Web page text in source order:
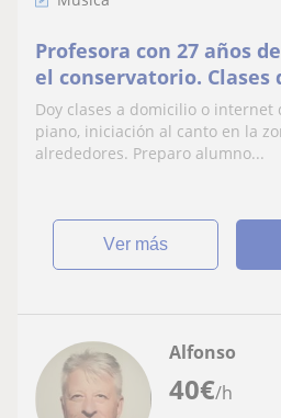
Profesora con 27 años
el conservatorio. Clases
piano, análisis
Doy clases a domicilio o internet
piano, iniciación al canto en la
alrededores. Preparo alumno...
ver más
40€/h
Alfonso